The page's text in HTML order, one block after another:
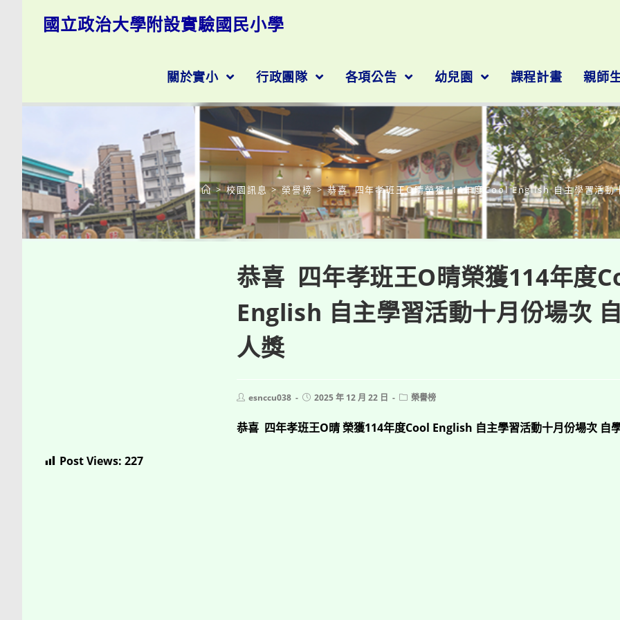
國立政治大學附設實驗國民小學
關於實小 行政團隊 各項公告 幼兒園 課程計畫 親師
部落格
> 校園訊息 > 榮譽榜 > 恭喜 四年孝班王O晴榮獲114年度Cool English 自主學習活
恭喜 四年孝班王O晴榮獲114年度
English 自主學習活動十月份場次
人獎
Postesnccu038
Post2025 年 12 月 22 日
Post榮譽榜
恭喜 四年孝班王O晴 榮獲114年度Cool English 自主學習活動十月份場次 自
Post Views: 227